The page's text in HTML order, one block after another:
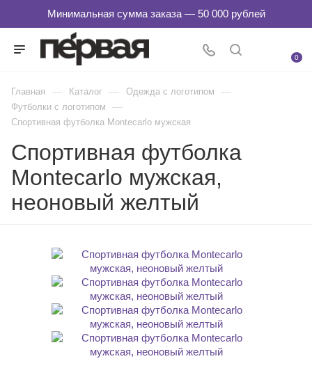
0
Главная — Каталог — Одежда с логотипом —
Футболки с логотипом —
Спортивная футболка Montecarlo мужская
Спортивная футболка
Montecarlo мужская,
неоновый желтый